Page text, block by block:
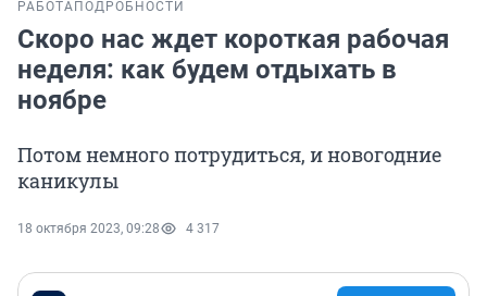
РАБОТА ПОДРОБНОСТИ
Скоро нас ждет короткая рабочая
неделя: как будем отдыхать в
ноябре
Потом немного потрудиться, и новогодние
каникулы
18 октября 2023, 09:28 4 317